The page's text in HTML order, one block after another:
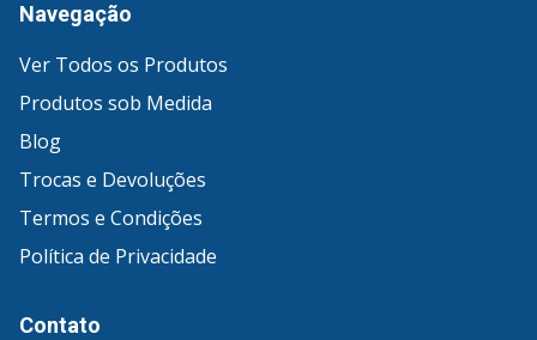
Navegação
Ver Todos os Produtos
Produtos sob Medida
Blog
Trocas e Devoluções
Termos e Condições
Política de Privacidade
Contato